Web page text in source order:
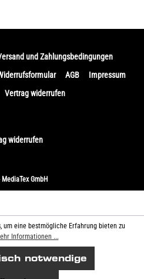
und Zahlungsbedingungen
AGB
Impressum
Vertrag widerrufen
widerrufen
GmbH
um eine bestmögliche Erfahrung bieten zu
Informationen ...
notwendige